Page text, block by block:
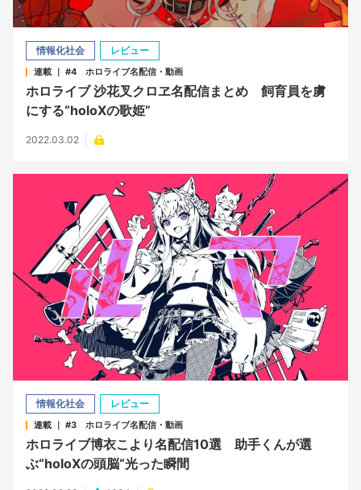
情報化社会 レビュー
連載 ｜ #4 ホロライブ名配信・動画
ホロライブ 沙花叉クロヱ名配信まとめ 飼育員を虜
にする“holoXの歌姫”
2022.03.02
情報化社会 レビュー
連載 ｜ #3 ホロライブ名配信・動画
ホロライブ博衣こより名配信10選 助手くんが選
ぶ“holoXの頭脳“光った瞬間